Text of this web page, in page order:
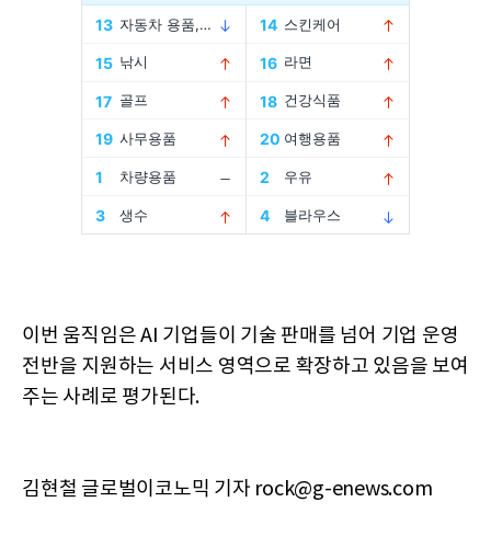
이번 움직임은 AI 기업들이 기술 판매를 넘어 기업 운영
전반을 지원하는 서비스 영역으로 확장하고 있음을 보여
주는 사례로 평가된다.
김현철 글로벌이코노믹 기자 rock@g-enews.com